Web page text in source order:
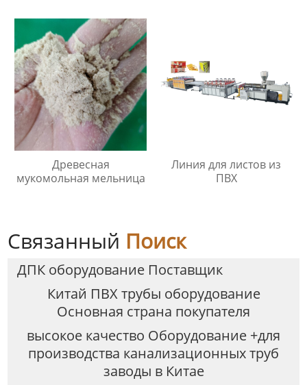
Древесная
мукомольная мельница
Линия для листов из
ПВХ
Связанный Поиск
ДПК оборудование Поставщик
Китай ПВХ трубы оборудование
Основная страна покупателя
высокое качество Оборудование +для
производства канализационных труб
заводы в Китае